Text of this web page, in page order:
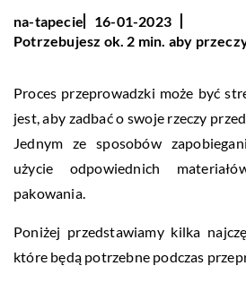
na-tapecie
16-01-2023
Potrzebujesz ok. 2 min. aby
Proces przeprowadzki może być
jest, aby zadbać o swoje rzeczy
Jednym ze sposobów
użycie odpowiednich
pakowania.
Poniżej przedstawiamy kilka
które będą potrzebne podczas